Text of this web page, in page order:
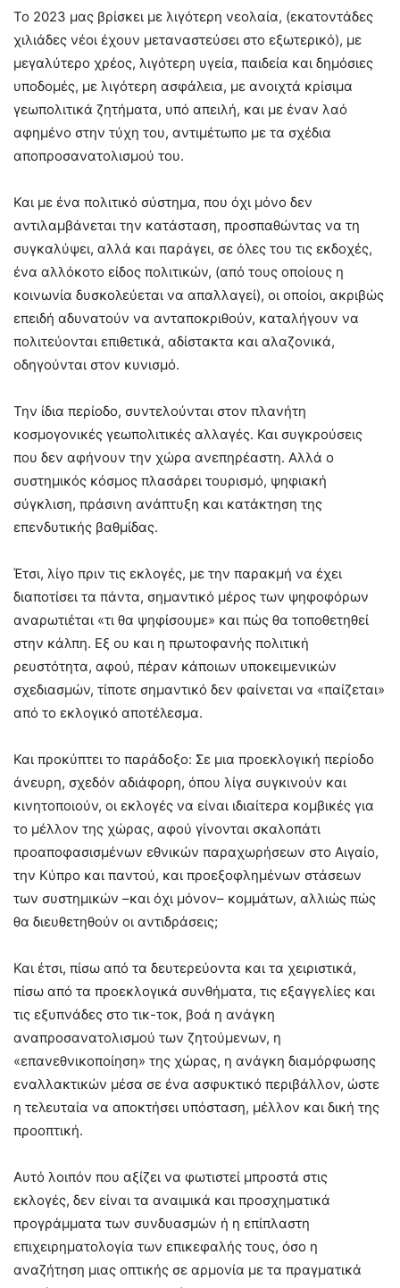
Το 2023 μας βρίσκει με λιγότερη νεολαία, (εκατοντάδες
χιλιάδες νέοι έχουν μεταναστεύσει στο εξωτερικό), με
μεγαλύτερο χρέος, λιγότερη υγεία, παιδεία και δημόσιες
υποδομές, με λιγότερη ασφάλεια, με ανοιχτά κρίσιμα
γεωπολιτικά ζητήματα, υπό απειλή, και με έναν λαό
αφημένο στην τύχη του, αντιμέτωπο με τα σχέδια
αποπροσανατολισμού του.
Και με ένα πολιτικό σύστημα, που όχι μόνο δεν
αντιλαμβάνεται την κατάσταση, προσπαθώντας να τη
συγκαλύψει, αλλά και παράγει, σε όλες του τις εκδοχές,
ένα αλλόκοτο είδος πολιτικών, (από τους οποίους η
κοινωνία δυσκολεύεται να απαλλαγεί), οι οποίοι, ακριβώς
επειδή αδυνατούν να ανταποκριθούν, καταλήγουν να
πολιτεύονται επιθετικά, αδίστακτα και αλαζονικά,
οδηγούνται στον κυνισμό.
Την ίδια περίοδο, συντελούνται στον πλανήτη
κοσμογονικές γεωπολιτικές αλλαγές. Και συγκρούσεις
που δεν αφήνουν την χώρα ανεπηρέαστη. Αλλά ο
συστημικός κόσμος πλασάρει τουρισμό, ψηφιακή
σύγκλιση, πράσινη ανάπτυξη και κατάκτηση της
επενδυτικής βαθμίδας.
Έτσι, λίγο πριν τις εκλογές, με την παρακμή να έχει
διαποτίσει τα πάντα, σημαντικό μέρος των ψηφοφόρων
αναρωτιέται «τι θα ψηφίσουμε» και πώς θα τοποθετηθεί
στην κάλπη. Εξ ου και η πρωτοφανής πολιτική
ρευστότητα, αφού, πέραν κάποιων υποκειμενικών
σχεδιασμών, τίποτε σημαντικό δεν φαίνεται να «παίζεται»
από το εκλογικό αποτέλεσμα.
Και προκύπτει το παράδοξο: Σε μια προεκλογική περίοδο
άνευρη, σχεδόν αδιάφορη, όπου λίγα συγκινούν και
κινητοποιούν, οι εκλογές να είναι ιδιαίτερα κομβικές για
το μέλλον της χώρας, αφού γίνονται σκαλοπάτι
προαποφασισμένων εθνικών παραχωρήσεων στο Αιγαίο,
την Κύπρο και παντού, και προεξοφλημένων στάσεων
των συστημικών –και όχι μόνον– κομμάτων, αλλιώς πώς
θα διευθετηθούν οι αντιδράσεις;
Και έτσι, πίσω από τα δευτερεύοντα και τα χειριστικά,
πίσω από τα προεκλογικά συνθήματα, τις εξαγγελίες και
τις εξυπνάδες στο τικ-τοκ, βοά η ανάγκη
αναπροσανατολισμού των ζητούμενων, η
«επανεθνικοποίηση» της χώρας, η ανάγκη διαμόρφωσης
εναλλακτικών μέσα σε ένα ασφυκτικό περιβάλλον, ώστε
η τελευταία να αποκτήσει υπόσταση, μέλλον και δική της
προοπτική.
Αυτό λοιπόν που αξίζει να φωτιστεί μπροστά στις
εκλογές, δεν είναι τα αναιμικά και προσχηματικά
προγράμματα των συνδυασμών ή η επίπλαστη
επιχειρηματολογία των επικεφαλής τους, όσο η
αναζήτηση μιας οπτικής σε αρμονία με τα πραγματικά